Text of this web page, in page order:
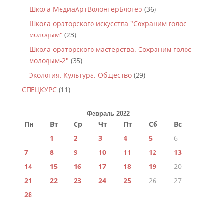
Школа МедиаАртВолонтёрБлогер (36)
Школа ораторского искусства "Сохраним голос
молодым" (23)
Школа ораторского мастерства. Сохраним голос
молодым-2" (35)
Экология. Культура. Общество(29)
СПЕЦКУРС(11)
Февраль 2022
Пн Вт Ср Чт Пт Сб
Вс
1
2 3 4 5
6
7
8 9 10 11 12
13
14
15 16 17 18 19
20
21
22 23 24 25 26
27
28